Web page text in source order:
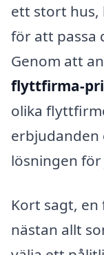
ett stort hus,
för att passa
Genom att
flyttfirma-
olika
erbjudanden
lösningen
Kort sagt,
nästan allt